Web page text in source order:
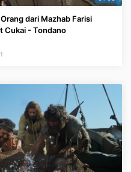
dari Mazhab Farisi
Cukai - Tondano